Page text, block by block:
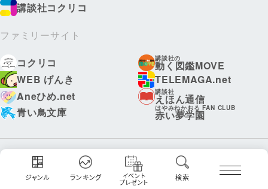
ジャンル ランキング イベント
プレゼント
検索
講談社コクリコ
ファミリーサイト
コクリコ
講談社の
動く図鑑MOVE
WEB げんき
TELEMAGA.net
Aneひめ.net
講談社
えほん通信
青い鳥文庫
はやみねかおる FAN CLUB
赤い夢学園
ボンボンアカデミー
ディズニーファン